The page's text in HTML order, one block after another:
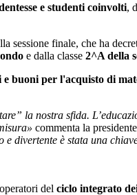
e studenti coinvolti,
sessione finale, che ha
e dalla classe 2^A della
e buoni per l'acquisto di
la nostra sfida.
» commenta la
divertente è stata una
del ciclo integrato